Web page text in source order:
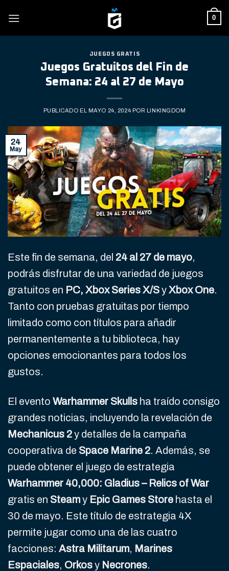
0
JUEGOS GRATIS
Juegos Gratuitos del Fin de
Semana: 24 al 27 de Mayo
PUBLICADO EL MAYO 24, 2024 POR LINKINGDOM
24
May
Este fin de semana, del 24 al 27 de mayo,
podrás disfrutar de una variedad de juegos
gratuitos en PC, Xbox Series X/SyXbox One.
Tanto con pruebas gratuitas por tiempo
limitado como con títulos para añadir
permanentemente a tu biblioteca, hay
opciones emocionantes para todos los
gustos.
El evento Warhammer Skulls ha traído consigo
grandes noticias, incluyendo la revelación de
Mechanicus 2y detalles de la campaña
cooperativa de Space Marine 2. Además, se
puede obtener el juego de estrategia
Warhammer 40,000: Gladius – Relics of War
gratis en Steamy Epic Games Store hasta el
30 de mayo. Este título de estrategia 4X
permite jugar como una de las cuatro
facciones: Astra Militarum, Marines
Espaciales, Orkosy Necrones.